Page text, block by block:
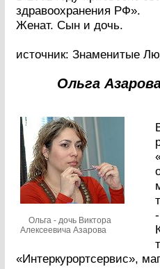
здравоохранения РФ».
Женат. Сын и дочь.
источник: Знаменитые
Ольга
Ольга - дочь Виктора
Алексеевича Азарова
«Интеркурортсервис»,